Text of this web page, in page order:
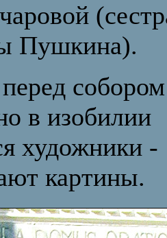
Пушкина).
собором
в изобилии
художники -
картины.